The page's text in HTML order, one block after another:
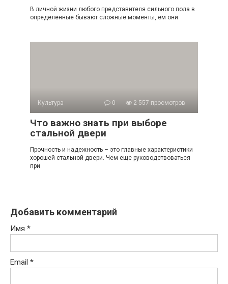
В личной жизни любого представителя сильного пола в
определенные бывают сложные моменты, ем они
Культура 0 2 557 просмотров
Что важно знать при выборе
стальной двери
Прочность и надежность – это главные характеристики
хорошей стальной двери. Чем еще руководствоваться
при
Добавить комментарий
Имя *
Email *